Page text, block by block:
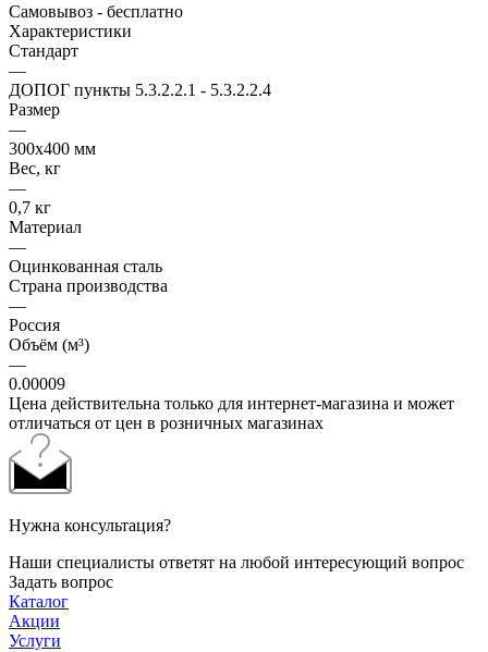
Самовывоз - бесплатно
Характеристики
Стандарт
—
ДОПОГ пункты 5.3.2.2.1 - 5.3.2.2.4
Размер
—
300х400 мм
Вес, кг
—
0,7 кг
Материал
—
Оцинкованная сталь
Страна производства
—
Россия
Объём (м³)
—
0.00009
Цена действительна только для интернет-магазина и может
отличаться от цен в розничных магазинах
Нужна консультация?
Наши специалисты ответят на любой интересующий вопрос
Задать вопрос
Каталог
Акции
Услуги